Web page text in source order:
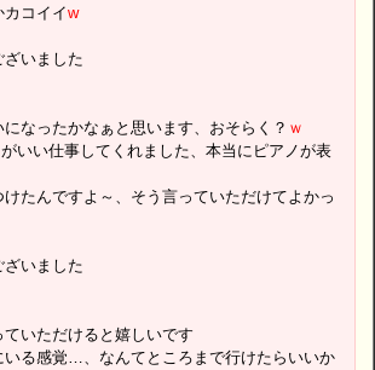
コイイw
ざいました
なったかなぁと思います、おそらく？ ｗ
いい仕事してくれました、本当にピアノが表
たんですよ～、そう言っていただけてよかっ
ざいました
いただけると嬉しいです
いる感覚…、なんてところまで行けたらいいか